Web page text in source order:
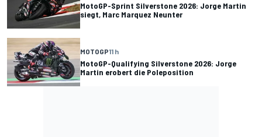
MotoGP-Sprint Silverstone 2026: Jorge Martin
siegt, Marc Marquez Neunter
MOTOGP11 h
MotoGP-Qualifying Silverstone 2026: Jorge
Martin erobert die Poleposition